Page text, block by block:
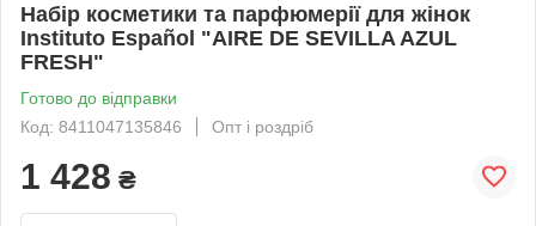
Набір косметики та парфюмерії для жінок
Instituto Español "AIRE DE SEVILLA AZUL
FRESH"
Готово до відправки
Код: 8411047135846
Опт і роздріб
1 428 ₴